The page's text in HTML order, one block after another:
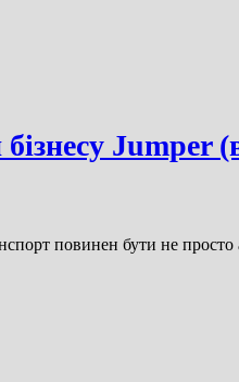
Jumper
повинен бути не